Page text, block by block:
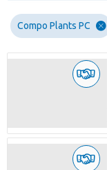
Compo Plants PC